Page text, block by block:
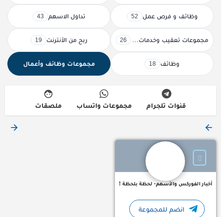
وظائف و فرص عمل 52 تداول الاسهم 43
مجموعات تعقيب وخدمات حكومية 26 ربح من الأنترنت 19
وظائف 18 مجموعات وظائف وأعمال
قنوات تلجرام مجموعات واتساب ملصقات
أخبار الفوركس والأسهم- لحظة بلحظة !
انضم للمجموعة